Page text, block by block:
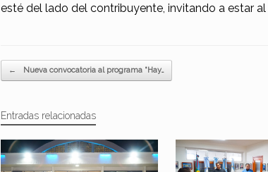
esté del lado del contribuyente, invitando a estar
Navegador de artículos
← Nueva convocatoria al programa “Hay…
Entradas relacionadas